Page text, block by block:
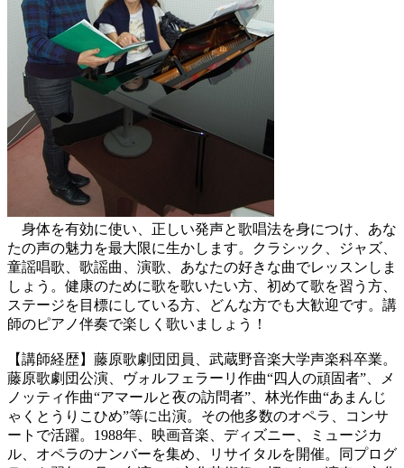
身体を有効に使い、正しい発声と歌唱法を身につけ、あな
たの声の魅力を最大限に生かします。クラシック、ジャズ、
童謡唱歌、歌謡曲、演歌、あなたの好きな曲でレッスンしま
しょう。健康のために歌を歌いたい方、初めて歌を習う方、
ステージを目標にしている方、どんな方でも大歓迎です。講
師のピアノ伴奏で楽しく歌いましょう！
【講師経歴】藤原歌劇団団員、武蔵野音楽大学声楽科卒業。
藤原歌劇団公演、ヴォルフェラーリ作曲“四人の頑固者”、メ
ノッティ作曲“アマールと夜の訪問者”、林光作曲“あまんじ
ゃくとうりこひめ”等に出演。その他多数のオペラ、コンサ
ートで活躍。1988年、映画音楽、ディズニー、ミュージカ
ル、オペラのナンバーを集め、リサイタルを開催。同プログ